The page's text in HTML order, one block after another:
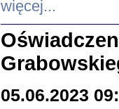
więcej...
05.06.2023